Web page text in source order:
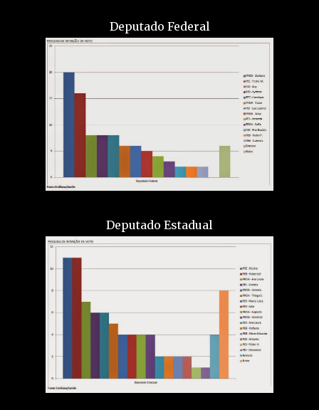
Deputado Federal
Deputado Estadual